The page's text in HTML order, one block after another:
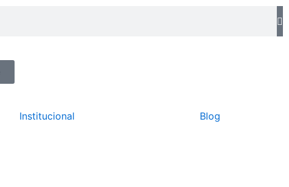
Institucional Blog